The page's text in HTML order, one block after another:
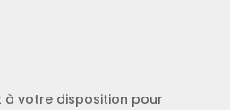
à votre disposition pour